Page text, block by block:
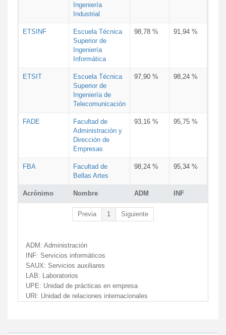
Acrónimo Nombre ADM INF
Ingeniería
Industrial
ETSINF
Escuela Técnica
Superior de
Ingeniería
Informática
98,78 % 91,94 %
ETSIT
Escuela Técnica
Superior de
Ingeniería de
Telecomunicación
97,90 % 98,24 %
FADE
Facultad de
Administración y
Dirección de
Empresas
93,16 % 95,75 %
FBA
Facultad de
Bellas Artes
98,24 % 95,34 %
Previa 1 Siguiente
ADM: Administración
INF: Servicios informáticos
SAUX: Servicios auxiliares
LAB: Laboratorios
UPE: Unidad de prácticas en empresa
URI: Unidad de relaciones internacionales